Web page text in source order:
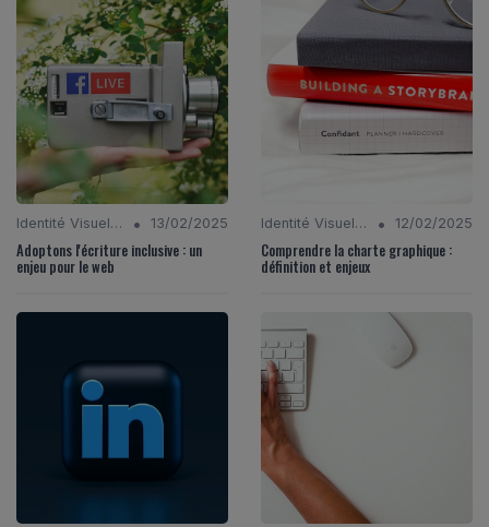
Identité Visuelle et Branding • 13/02/2025
Adoptons l'écriture inclusive : un
enjeu pour le web
Identité Visuelle et Branding • 12/02/2025
Comprendre la charte graphique :
définition et enjeux